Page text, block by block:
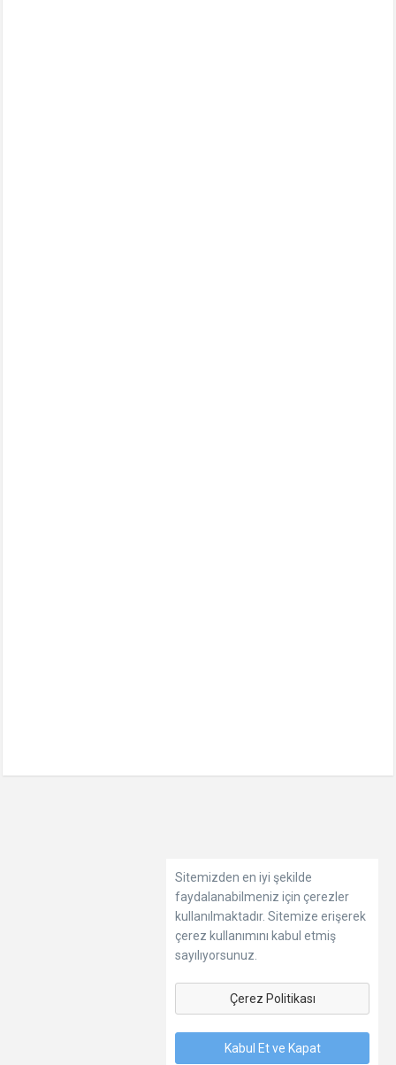
Sitemizden en iyi şekilde
faydalanabilmeniz için çerezler
kullanılmaktadır. Sitemize erişerek
çerez kullanımını kabul etmiş
sayılıyorsunuz.
Çerez Politikası
Kabul Et ve Kapat